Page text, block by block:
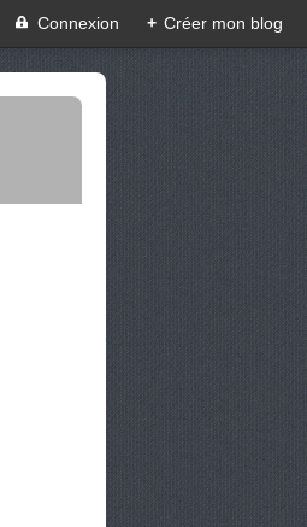
Connexion + Créer mon blog